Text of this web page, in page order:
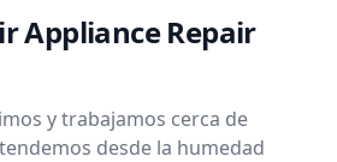
Appliance Repair
y trabajamos cerca de
desde la humedad